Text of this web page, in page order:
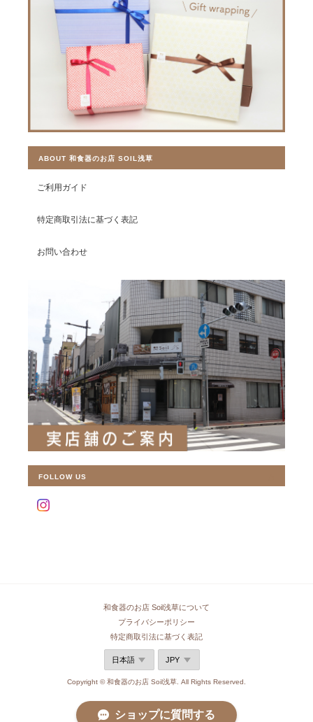
ABOUT 和食器のお店 SOIL浅草
ご利用ガイド
特定商取引法に基づく表記
お問い合わせ
FOLLOW US
和食器のお店 Soil浅草について
プライバシーポリシー
特定商取引法に基づく表記
Copyright © 和食器のお店 Soil浅草. All Rights Reserved.
ショップに質問する